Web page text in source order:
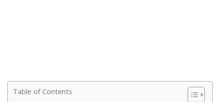
Table of Contents